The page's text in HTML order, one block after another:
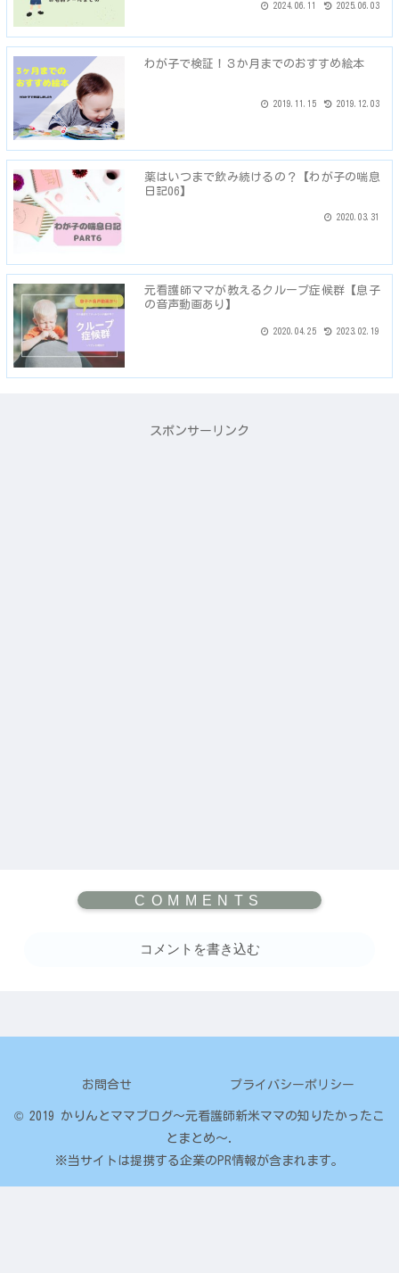
2024.06.11 2025.06.03
わが子で検証！３か月までのおすすめ絵本
2019.11.15 2019.12.03
薬はいつまで飲み続けるの？【わが子の喘息
日記06】
2020.03.31
元看護師ママが教えるクループ症候群【息子
の音声動画あり】
2020.04.25 2023.02.19
スポンサーリンク
コメントを書き込む
お問合せ プライバシーポリシー
© 2019 かりんとママブログ～元看護師新米ママの知りたかったこ
とまとめ～.
※当サイトは提携する企業のPR情報が含まれます。